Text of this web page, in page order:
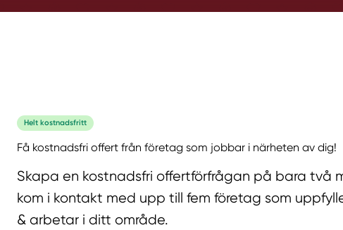
Helt kostnadsfritt
Få kostnadsfri offert från företag som jobbar i närheten av dig!
Skapa en kostnadsfri offertförfrågan på bara två
kom i kontakt med upp till fem företag som
& arbetar i ditt område.